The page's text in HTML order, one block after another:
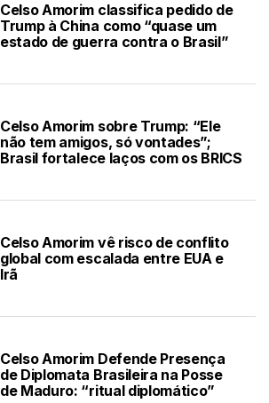
Celso Amorim classifica pedido de
Trump à China como “quase um
estado de guerra contra o Brasil”
Celso Amorim sobre Trump: “Ele
não tem amigos, só vontades”;
Brasil fortalece laços com os BRICS
Celso Amorim vê risco de conflito
global com escalada entre EUA e
Irã
Celso Amorim Defende Presença
de Diplomata Brasileira na Posse
de Maduro: “ritual diplomático”